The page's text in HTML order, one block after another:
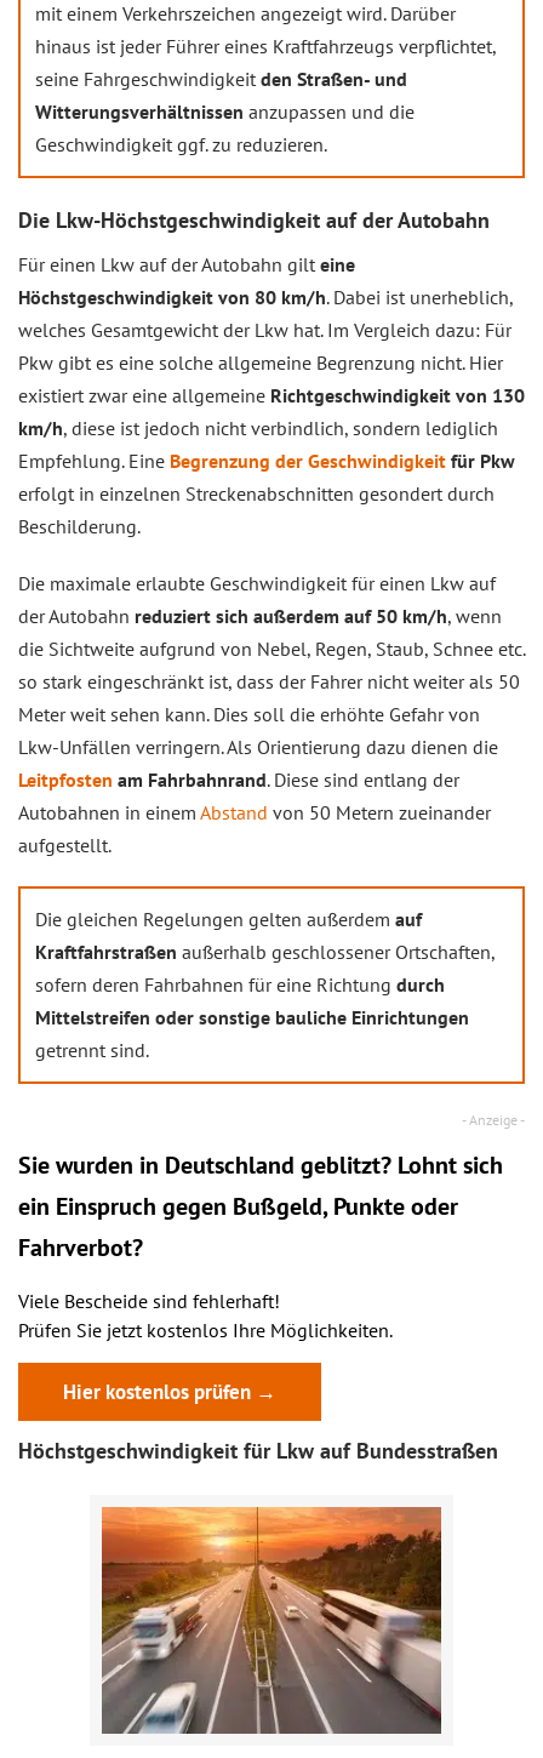
mit einem Verkehrszeichen angezeigt wird. Darüber
hinaus ist jeder Führer eines Kraftfahrzeugs verpflichtet,
seine Fahrgeschwindigkeit den Straßen- und
Witterungsverhältnissen anzupassen und die
Geschwindigkeit ggf. zu reduzieren.
Die Lkw-Höchstgeschwindigkeit auf der Autobahn
Für einen Lkw auf der Autobahn gilt eine
Höchstgeschwindigkeit von 80 km/h. Dabei ist unerheblich,
welches Gesamtgewicht der Lkw hat. Im Vergleich dazu: Für
Pkw gibt es eine solche allgemeine Begrenzung nicht. Hier
existiert zwar eine allgemeine Richtgeschwindigkeit von 130
km/h, diese ist jedoch nicht verbindlich, sondern lediglich
Empfehlung. Eine Begrenzung der Geschwindigkeit für Pkw
erfolgt in einzelnen Streckenabschnitten gesondert durch
Beschilderung.
Die maximale erlaubte Geschwindigkeit für einen Lkw auf
der Autobahn reduziert sich außerdem auf 50 km/h, wenn
die Sichtweite aufgrund von Nebel, Regen, Staub, Schnee etc.
so stark eingeschränkt ist, dass der Fahrer nicht weiter als 50
Meter weit sehen kann. Dies soll die erhöhte Gefahr von
Lkw-Unfällen verringern. Als Orientierung dazu dienen die
Leitpfosten am Fahrbahnrand. Diese sind entlang der
Autobahnen in einem Abstand von 50 Metern zueinander
aufgestellt.
Die gleichen Regelungen gelten außerdem auf
Kraftfahrstraßen außerhalb geschlossener Ortschaften,
sofern deren Fahrbahnen für eine Richtung durch
Mittelstreifen oder sonstige bauliche Einrichtungen
getrennt sind.
Sie wurden in Deutschland geblitzt? Lohnt sich
ein Einspruch gegen Bußgeld, Punkte oder
Fahrverbot?
Viele Bescheide sind fehlerhaft!
Prüfen Sie jetzt kostenlos Ihre Möglichkeiten.
Hier kostenlos prüfen →
Höchstgeschwindigkeit für Lkw auf Bundesstraßen